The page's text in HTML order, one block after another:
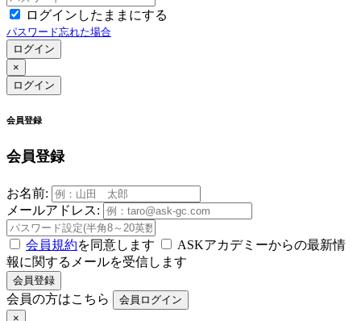
ログインしたままにする
パスワード忘れた場合
ログイン
×
ログイン
会員登録
会員登録
お名前:
メールアドレス:
会員規約を同意します
ASKアカデミーからの最新情
報に関するメールを受信します
会員登録
会員の方はこちら
会員ログイン
×